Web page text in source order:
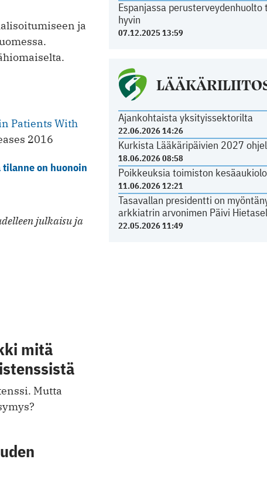
Espanjassa perusterveydenhuolto
hyvin
07.12.2025 13:59
Ajankohtaista yksityissektorilta
22.06.2026 14:26
Kurkista Lääkäripäivien 2027
18.06.2026 08:58
Poikkeuksia toimiston
11.06.2026 12:21
Tasavallan presidentti on
arkkiatrin arvonimen Päivi
22.05.2026 11:49
ja
Patients With
2016
on huonoin
julkaisu ja
mitä
Mutta